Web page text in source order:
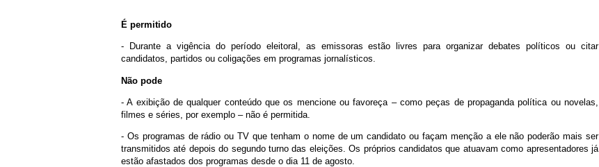
É permitido
- Durante a vigência do período eleitoral, as emissoras estão livres para organizar debates políticos ou citar
candidatos, partidos ou coligações em programas jornalísticos.
Não pode
- A exibição de qualquer conteúdo que os mencione ou favoreça – como peças de propaganda política ou novelas,
filmes e séries, por exemplo – não é permitida.
- Os programas de rádio ou TV que tenham o nome de um candidato ou façam menção a ele não poderão mais ser
transmitidos até depois do segundo turno das eleições. Os próprios candidatos que atuavam como apresentadores já
estão afastados dos programas desde o dia 11 de agosto.